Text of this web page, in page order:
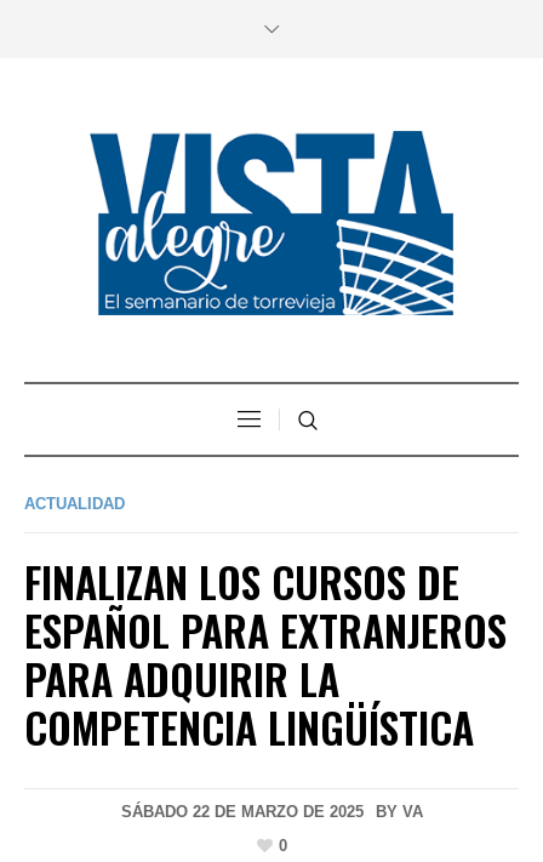
ACTUALIDAD
FINALIZAN LOS CURSOS DE
ESPAÑOL PARA EXTRANJEROS
PARA ADQUIRIR LA
COMPETENCIA LINGÜÍSTICA
SÁBADO 22 DE MARZO DE 2025 BY VA
0